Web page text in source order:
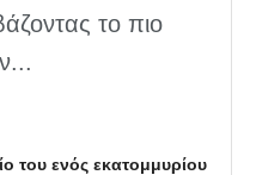
το πιο
του ενός εκατομμυρίου